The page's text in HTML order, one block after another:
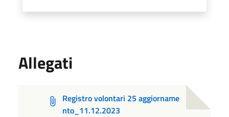
Allegati
Registro volontari 25 aggiorname
nto_11.12.2023